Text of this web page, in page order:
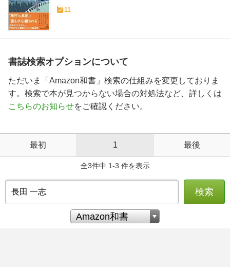
11
書誌検索オプションについて
ただいま「Amazon和書」検索の仕組みを変更しておりま
す。検索で本が見つからない場合の対処法など、詳しくは
こちらのお知らせをご確認ください。
最初 1 最後
全3件中 1-3 件を表示
検索